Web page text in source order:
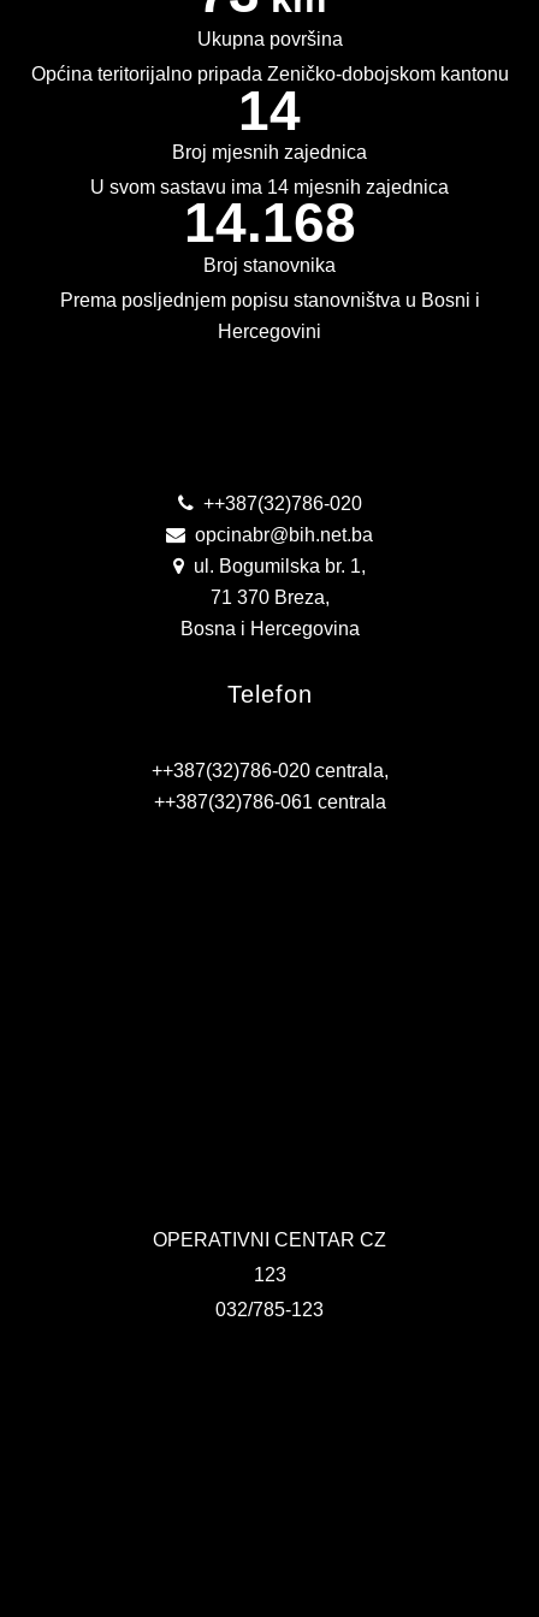
Ukupna površina
Općina teritorijalno pripada Zeničko-dobojskom kantonu
14
Broj mjesnih zajednica
U svom sastavu ima 14 mjesnih zajednica
14.168
Broj stanovnika
Prema posljednjem popisu stanovništva u Bosni i
Hercegovini
++387(32)786-020
opcinabr@bih.net.ba
ul. Bogumilska br. 1,
71 370 Breza,
Bosna i Hercegovina
Telefon
++387(32)786-020 centrala,
++387(32)786-061 centrala
OPERATIVNI CENTAR CZ
123
032/785-123
USLUGE IZ ANEKSA II DIO B ZJN BIH
KONKURSI ZA IZRADU IDEJNOG RJEŠENJA
IZBORI 2018